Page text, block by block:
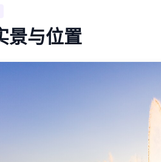
景与位置